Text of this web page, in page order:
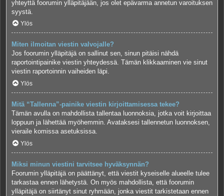
yhteyttä foorumin ylläpitäjään, jos olet epävarma annetun varoituksen
syystä.
Ylös
Miten ilmoitan viestin valvojalle?
Jos foorumin ylläpitäjä on sallinut sen, sinun pitäisi nähdä
raportointipainike viestin yhteydessä. Tämän klikkaaminen vie sinut
viestin raportoinnin vaiheiden läpi.
Ylös
Mitä “Tallenna”-painike viestin kirjoittamisessa tekee?
Tämän avulla on mahdollista tallentaa luonnoksia, jotka voit kirjoittaa
loppuun ja lähettää myöhemmin. Avataksesi tallennetun luonnoksen,
vieraile komissa asetuksissa.
Ylös
Miksi minun viestini tarvitsee hyväksynnän?
Foorumin ylläpitäjä on päättänyt, että viestit kyseiselle alueelle tulee
tarkastaa ennen lähetystä. On myös mahdollista, että foorumin
ylläpitäjä on siirtänyt sinut ryhmään, jonka viestit tarkistetaan ennen